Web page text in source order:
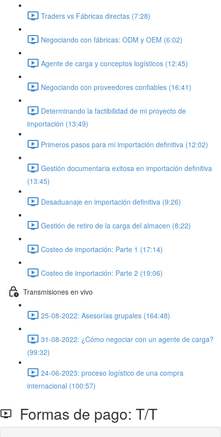
Traders vs Fábricas directas (7:28)
Negociando con fábricas: ODM y OEM (6:02)
Agente de carga y conceptos logísticos (12:45)
Negociando con proveedores confiables (16:41)
Determinando la factibilidad de mi proyecto de
importación (13:49)
Primeros pasos para mi importación definitiva (12:02)
Gestión documentaria exitosa en importación definitiva
(13:45)
Desaduanaje en importación definitiva (9:26)
Gestión de retiro de la carga del almacen (8:22)
Costeo de importación: Parte 1 (17:14)
Costeo de importación: Parte 2 (19:06)
Transmisiones en vivo
25-08-2022: Asesorías grupales (164:48)
31-08-2022: ¿Cómo negociar con un agente de carga?
(99:32)
24-06-2023: proceso logístico de una compra
internacional (100:57)
Formas de pago: T/T